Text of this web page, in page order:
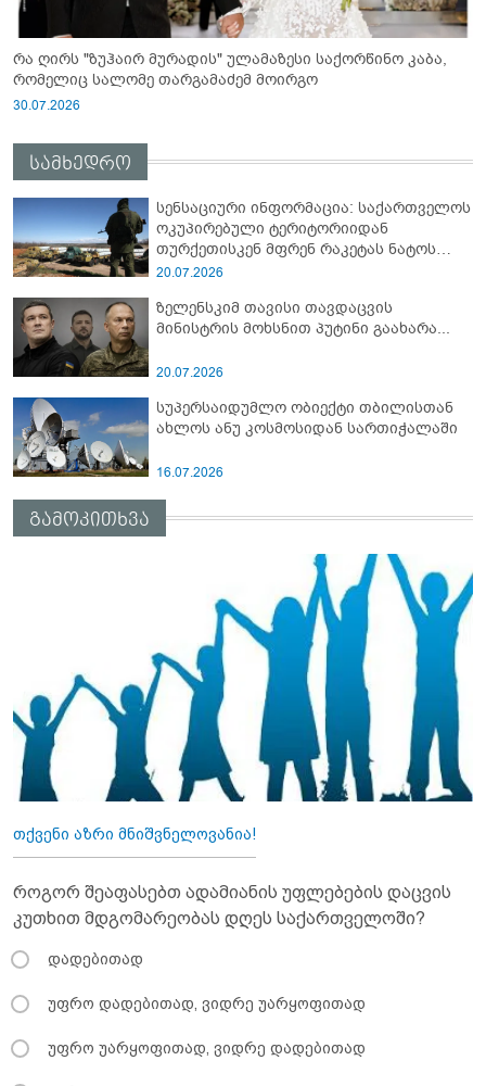
რა ღირს "ზუჰაირ მურადის" ულამაზესი საქორწინო კაბა,
რომელიც სალომე თარგამაძემ მოირგო
30.07.2026
სამხედრო
სენსაციური ინფორმაცია: საქართველოს
ოკუპირებული ტერიტორიიდან
თურქეთისკენ მფრენ რაკეტას ნატოს
სამიტი კინაღამ ჩაუშლია
20.07.2026
ზელენსკიმ თავისი თავდაცვის
მინისტრის მოხსნით პუტინი გაახარა...
20.07.2026
სუპერსაიდუმლო ობიექტი თბილისთან
ახლოს ანუ კოსმოსიდან სართიჭალაში
16.07.2026
გამოკითხვა
თქვენი აზრი მნიშვნელოვანია!
როგორ შეაფასებთ ადამიანის უფლებების დაცვის
კუთხით მდგომარეობას დღეს საქართველოში?
დადებითად
უფრო დადებითად, ვიდრე უარყოფითად
უფრო უარყოფითად, ვიდრე დადებითად